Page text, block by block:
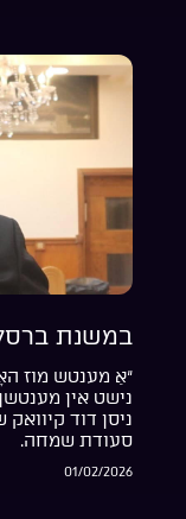
במשנת
“אַ מענטש מוז
נישט אין
ניסן דוד
סעודת שמחה.
01/02/2026